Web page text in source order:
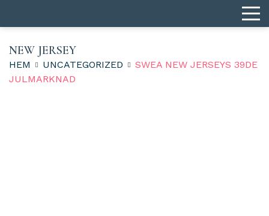
NEW JERSEY
HEM UNCATEGORIZED
SWEA NEW JERSEYS 39DE
JULMARKNAD